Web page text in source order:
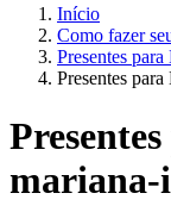
Início
Como fazer
Presentes
Presentes
mariana-